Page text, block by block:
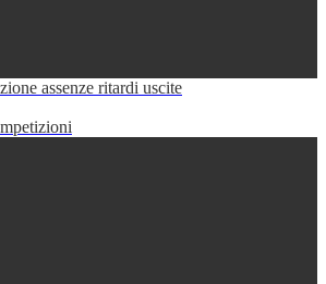
assenze ritardi uscite